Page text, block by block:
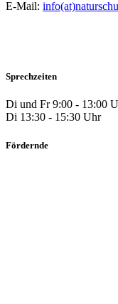
E-Mail:
Sprechzeiten
Di und Fr 9:00 - 13:00
Di 13:30 - 15:30 Uhr
Fördernde